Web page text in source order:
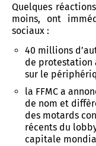
Quelques
moins, ont
sociaux :
40 millions
de protestation
sur le
la FFMC a
de nom et
des motards
récents du
capitale